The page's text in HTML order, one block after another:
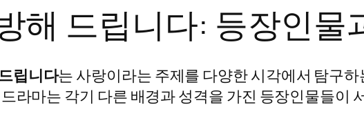
해 드립니다: 등장인물
립니다는 사랑이라는 주제를 다양한 시각에서 탐구
라마는 각기 다른 배경과 성격을 가진 등장인물들이